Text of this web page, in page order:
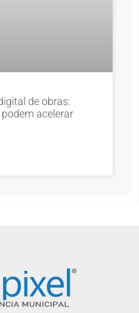
de obras:
acelerar